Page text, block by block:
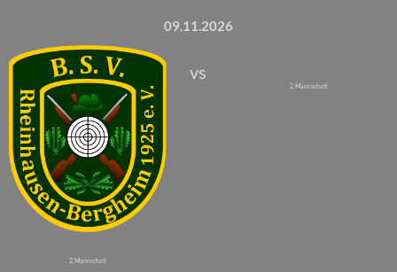
09.11.2026
2. Mannschaft
vs
2. Mannschaft